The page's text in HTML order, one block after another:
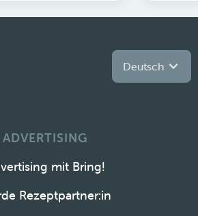
Deutsch
ADVERTISING
mit Bring!
Rezeptpartner:in